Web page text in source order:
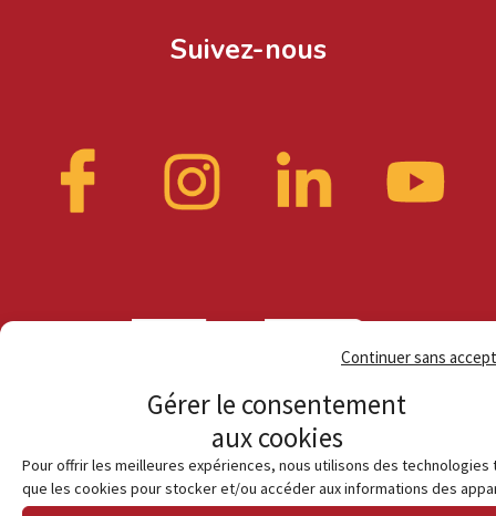
Gérer le consentement
aux cookies
Pour offrir les meilleures expériences, nous utilisons des technologies
que les cookies pour stocker et/ou accéder aux informations des
Continuer sans
Suivez-nous